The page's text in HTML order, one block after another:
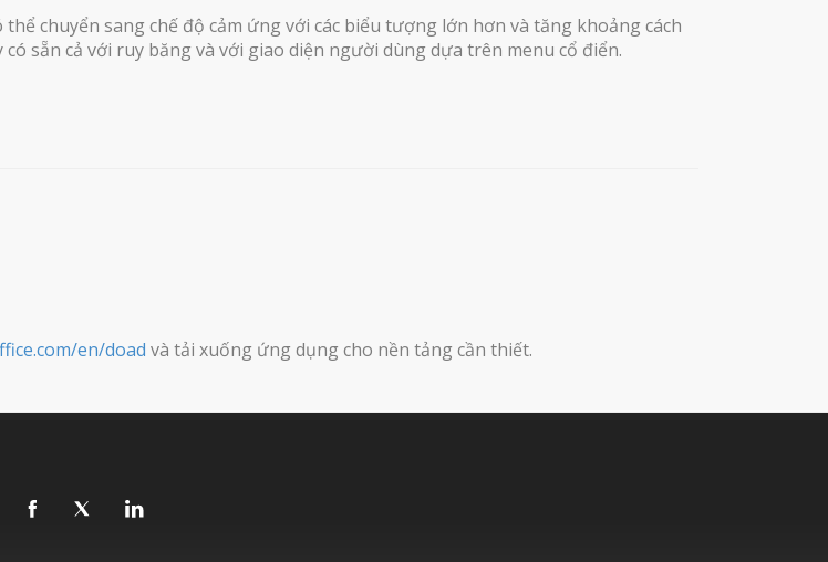
chuyển sang chế độ cảm ứng với các biểu tượng lớn hơn và tăng khoảng cách
sẵn cả với ruy băng và với giao diện người dùng dựa trên menu cổ điển.
en/doad và tải xuống ứng dụng cho nền tảng cần thiết.